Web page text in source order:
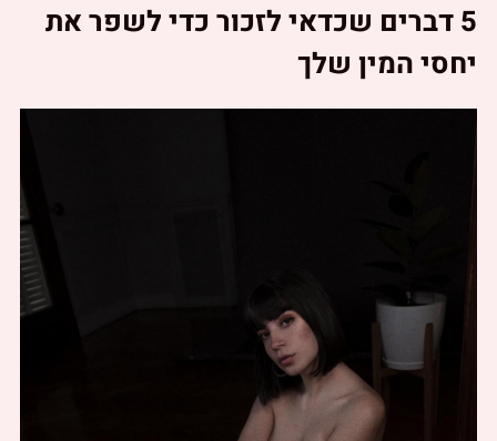
5 דברים שכדאי לזכור כדי לשפר את
יחסי המין שלך